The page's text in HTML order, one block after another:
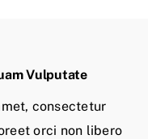
Vulputate
consectetur
orci non libero